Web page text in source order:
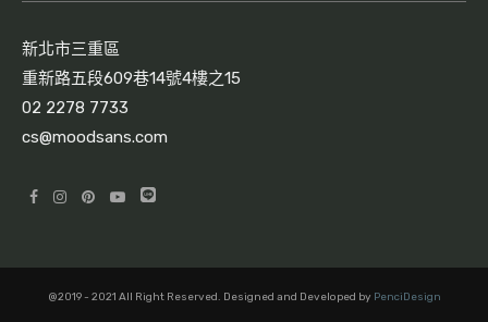
新北市三重區
重新路五段609巷14號4樓之15
02 2278 7733
cs@moodsans.com
@2019 - 2021 All Right Reserved. Designed and Developed by PenciDesign